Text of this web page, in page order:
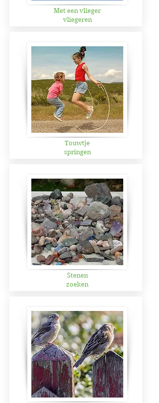
Met een vlieger
vliegeren
Touwtje
springen
Stenen
zoeken